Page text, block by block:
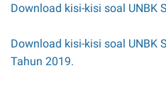
Download kisi-kisi soal UNBK
Download kisi-kisi soal UNBK
Tahun 2019.